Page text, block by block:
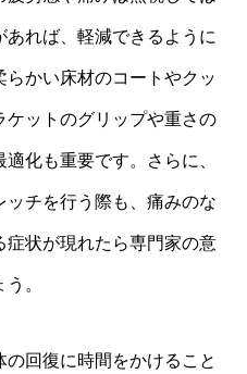
れば、軽減できるように
かい床材のコートやクッ
ケットのグリップや重さの
化も重要です。さらに、
チを行う際も、痛みのな
症状が現れたら専門家の意
。
回復に時間をかけること